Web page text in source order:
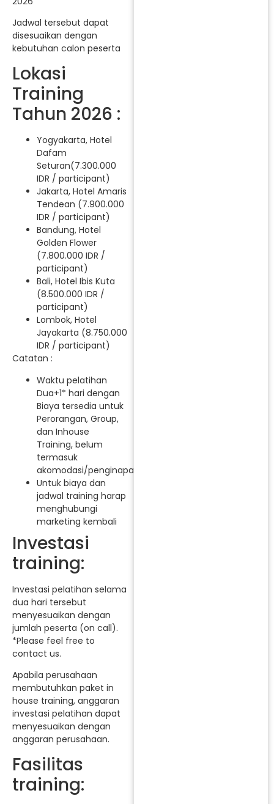
Jadwal tersebut dapat
disesuaikan dengan
kebutuhan calon peserta
Lokasi
Training
Tahun 2026 :
Yogyakarta, Hotel
Dafam
Seturan(7.300.000
IDR / participant)
Jakarta, Hotel Amaris
Tendean (7.900.000
IDR / participant)
Bandung, Hotel
Golden Flower
(7.800.000 IDR /
participant)
Bali, Hotel Ibis Kuta
(8.500.000 IDR /
participant)
Lombok, Hotel
Jayakarta (8.750.000
IDR / participant)
Catatan :
Waktu pelatihan
Dua+1* hari dengan
Biaya tersedia untuk
Perorangan, Group,
dan Inhouse
Training, belum
termasuk
akomodasi/penginapan.
Untuk biaya dan
jadwal training harap
menghubungi
marketing kembali
Investasi
training:
Investasi pelatihan selama
dua hari tersebut
menyesuaikan dengan
jumlah peserta (on call).
*Please feel free to
contact us.
Apabila perusahaan
membutuhkan paket in
house training, anggaran
investasi pelatihan dapat
menyesuaikan dengan
anggaran perusahaan.
Fasilitas
training: